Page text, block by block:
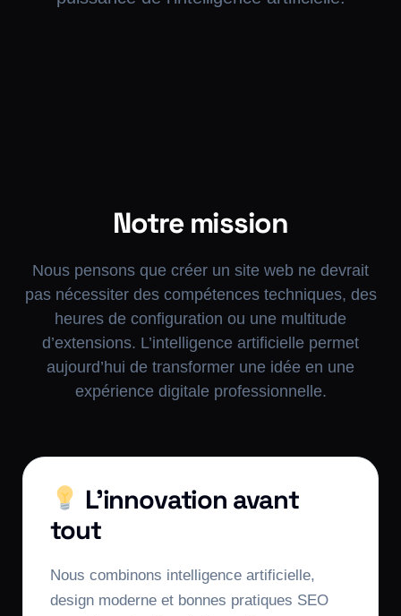
Notre mission
Nous pensons que créer un site web ne devrait
pas nécessiter des compétences techniques, des
heures de configuration ou une multitude
d’extensions. L’intelligence artificielle permet
aujourd’hui de transformer une idée en une
expérience digitale professionnelle.
L’innovation avant
tout
Nous combinons intelligence artificielle,
design moderne et bonnes pratiques SEO